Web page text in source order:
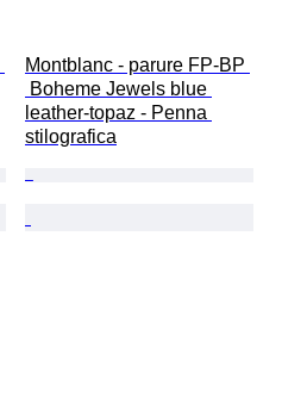
Montblanc - parure FP-BP
Boheme Jewels blue
leather-topaz - Penna
stilografica